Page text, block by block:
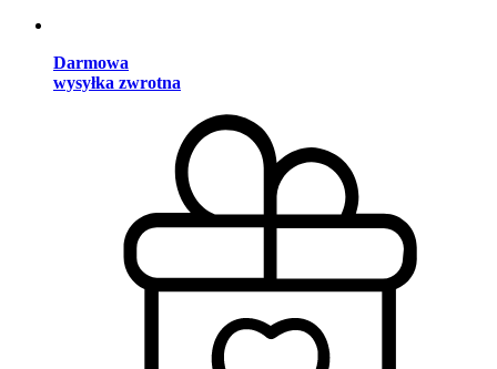
Darmowa
wysyłka zwrotna